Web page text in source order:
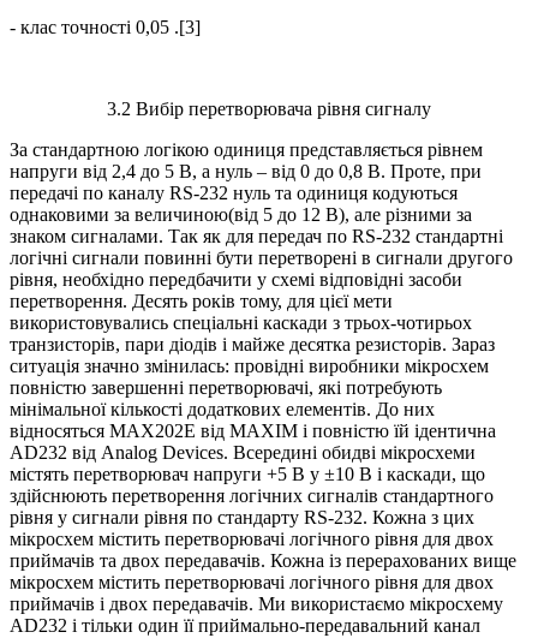
- клас точності 0,05 .[3]
3.2 Вибір перетворювача рівня сигналу
За стандартною логікою одиниця представляється рівнем
напруги від 2,4 до 5 В, а нуль – від 0 до 0,8 В. Проте, при
передачі по каналу RS-232 нуль та одиниця кодуються
однаковими за величиною(від 5 до 12 В), але різними за
знаком сигналами. Так як для передач по RS-232 стандартні
логічні сигнали повинні бути перетворені в сигнали другого
рівня, необхідно передбачити у схемі відповідні засоби
перетворення. Десять років тому, для цієї мети
використовувались спеціальні каскади з трьох-чотирьох
транзисторів, пари діодів і майже десятка резисторів. Зараз
ситуація значно змінилась: провідні виробники мікросхем
повністю завершенні перетворювачі, які потребують
мінімальної кількості додаткових елементів. До них
відносяться МАХ202Е від МАХІМ і повністю їй ідентична
AD232 від Analog Devices. Всередині обидві мікросхеми
містять перетворювач напруги +5 В у ±10 В і каскади, що
здійснюють перетворення логічних сигналів стандартного
рівня у сигнали рівня по стандарту RS-232. Кожна з цих
мікросхем містить перетворювачі логічного рівня для двох
приймачів та двох передавачів. Кожна із перерахованих вище
мікросхем містить перетворювачі логічного рівня для двох
приймачів і двох передавачів. Ми використаємо мікросхему
AD232 і тільки один її приймально-передавальний канал